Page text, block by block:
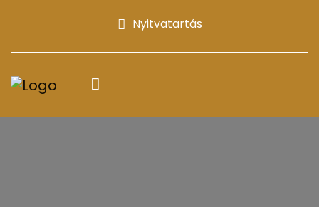
Nyitvatartás